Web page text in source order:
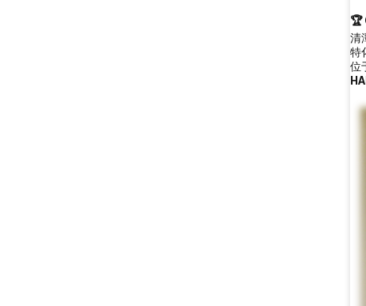
🏆
清
特
位